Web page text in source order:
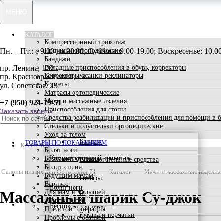
КАТАЛОГ
Компрессионный трикотаж
Подушки ортопедические
Бандажи
Вкладные приспособления в обувь, корректоры
Корректоры осанки-реклинаторы
Корсеты
Матрасы ортопедические
Мячи и массажные изделия
Приспособления для стопы
Средства реабилитации и приспособления для помощи в
Стельки и полустельки ортопедические
Уход за телом
ТОВАРЫ ПО ПОКАЗАНИЯМ
Болят ноги
Беспокоят суставы
Болит спина
Будущим мамам
Варикоз
Для мам и малышей
Здоровый сон
Предстоит операция
Проблемы с осанкой
Пн. – Пт.: с 9:00 до 20:00; Суббота: 9.00-19.00; Воскресенье:
пр. Ленина, 123
пр. Красноармейский, 23
ул. Советская, 23
+7 (950) 924-19-51
Заказать звонок
КАТАЛОГ
Компрессионный трикотаж
Бандаж
Вспомогательные средства
Гольфы
Колготки
Рукава и перчатки
ТОВАРЫ ПО ПОКАЗАНИЯМ
Болят ноги
Беспокоят суставы
АКЦИИ
Салоны низких цен Ортопедия-71 Каталог Мячи и массажные изделия
Массажный шарик Су-джок